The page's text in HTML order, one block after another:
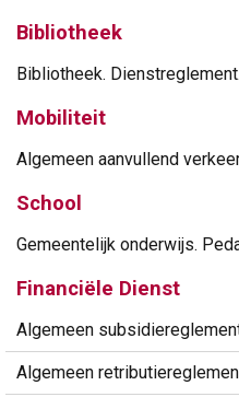
Bibliotheek
Bibliotheek. Dienstreglement.
Mobiliteit
Algemeen aanvullend
School
Gemeentelijk onderwijs.
Financiële Dienst
Algemeen
Algemeen